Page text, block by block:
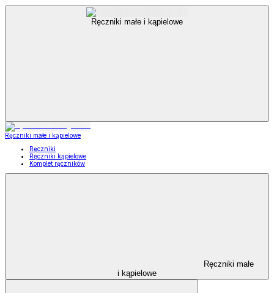
Ręczniki małe i kąpielowe
Ręczniki małe i kąpielowe
Ręczniki
Ręczniki kąpielowe
Komplet ręczników
Ręczniki małe
i kąpielowe